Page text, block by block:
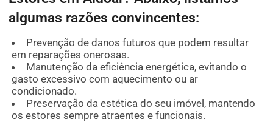
algumas razões convincentes:
Prevenção de danos futuros que podem resultar
em reparações onerosas.
Manutenção da eficiência energética, evitando o
gasto excessivo com aquecimento ou ar
condicionado.
Preservação da estética do seu imóvel, mantendo
os estores sempre atraentes e funcionais.